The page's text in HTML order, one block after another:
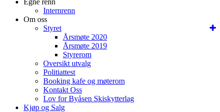
Internrenn
Om oss
Styret
Årsmøte 2020
Årsmøte 2019
Styrerom
Oversikt utvalg
Politiattest
Booking kafe og møterom
Kontakt Oss
Lov for Byåsen Skiskytterlag
Kjøp og Salg